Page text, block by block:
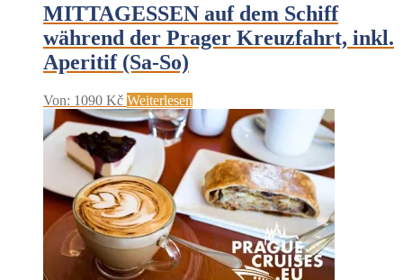
MITTAGESSEN auf dem Schiff
während der Prager Kreuzfahrt, inkl.
Aperitif (Sa-So)
Von: 1090 Kč Weiterlesen